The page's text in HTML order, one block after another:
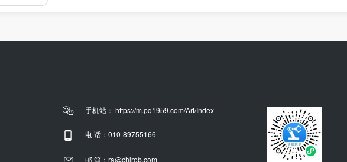
手机站： https://m.pq1959.com/Art/Index
电 话：010-89755166
邮 箱：ra@chlrob.com